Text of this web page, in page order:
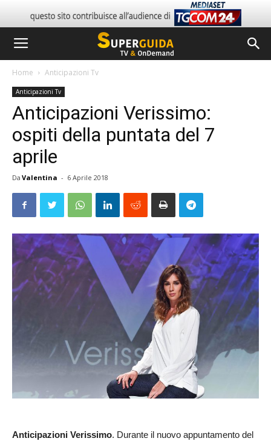
Home Anticipazioni Tv
Anticipazioni Tv
Anticipazioni Verissimo:
ospiti della puntata del 7
aprile
Da Valentina - 6 Aprile 2018
Anticipazioni Verissimo. Durante il nuovo appuntamento del